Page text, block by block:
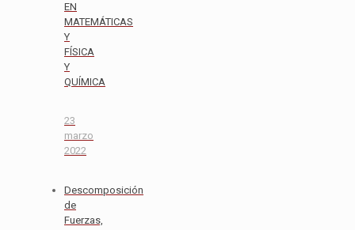
EN
MATEMÁTICAS
Y
FÍSICA
Y
QUÍMICA
23
marzo
2022
Descomposición
de
Fuerzas,